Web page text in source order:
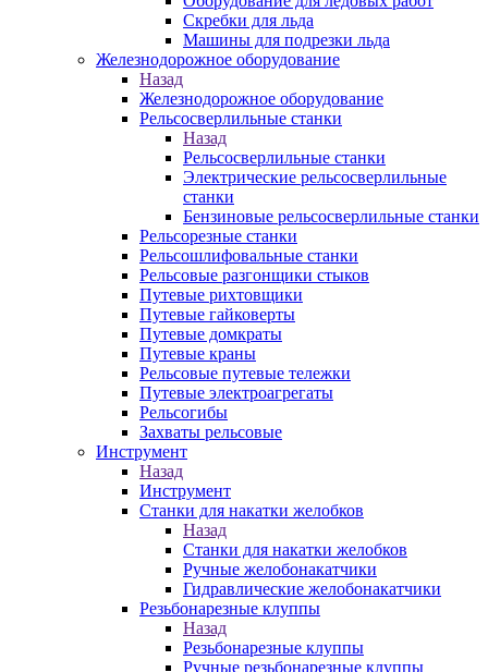
Скребки для льда
Машины для подрезки льда
Железнодорожное оборудование
Назад
Железнодорожное оборудование
Рельсосверлильные станки
Назад
Рельсосверлильные станки
Электрические рельсосверлильные
станки
Бензиновые рельсосверлильные станки
Рельсорезные станки
Рельсошлифовальные станки
Рельсовые разгонщики стыков
Путевые рихтовщики
Путевые гайковерты
Путевые домкраты
Путевые краны
Рельсовые путевые тележки
Путевые электроагрегаты
Рельсогибы
Захваты рельсовые
Инструмент
Назад
Инструмент
Станки для накатки желобков
Назад
Станки для накатки желобков
Ручные желобонакатчики
Гидравлические желобонакатчики
Резьбонарезные клуппы
Назад
Резьбонарезные клуппы
Ручные резьбонарезные клуппы